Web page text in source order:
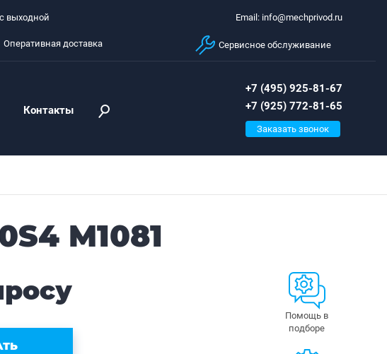
выходной Email: info@mechprivod.ru
Оперативная доставка Сервисное обслуживание
Контакты
+7 (495) 925-81-67
+7 (925) 772-81-65
Заказать звонок
M1081
Помощь в
подборе